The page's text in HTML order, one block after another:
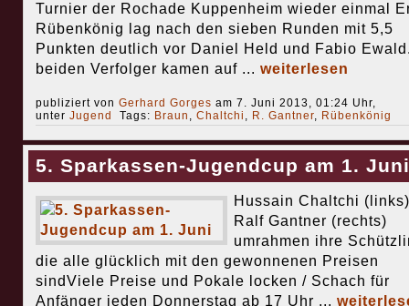
Turnier der Rochade Kuppenheim wieder einmal
Rübenkönig lag nach den sieben Runden mit 5,5
Punkten deutlich vor Daniel Held und Fabio
beiden Verfolger kamen auf ... weiterlesen
publiziert von Gerhard Gorges am 7. Juni 2013, 01:24 Uhr,
unter Jugend Tags: Braun , Chaltchi , R. Gantner, Rübenkönig
5. Sparkassen-Jugendcup am 1. Juni
Hussain Chaltchi
Ralf Gantner (rechts)
umrahmen ihre
die alle glücklich mit den gewonnenen Preisen
sindViele Preise und Pokale locken / Schach für
Anfänger jeden Donnerstag ab 17 Uhr ...